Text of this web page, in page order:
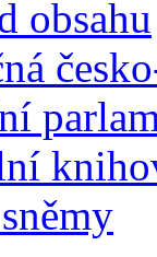
obsahu